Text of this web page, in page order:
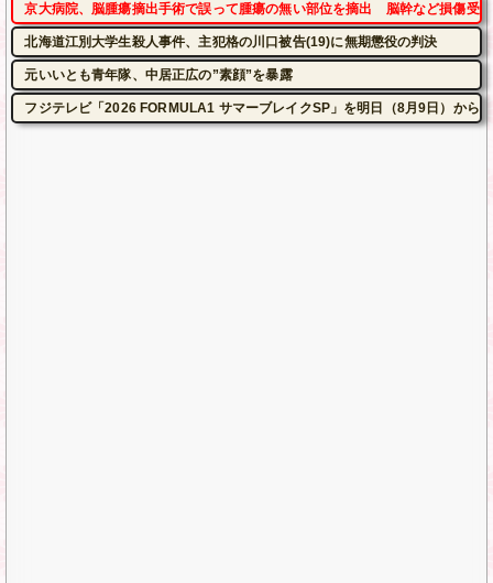
京大病院、脳腫瘍摘出手術で誤って腫瘍の無い部位を摘出 脳幹など損傷受
北海道江別大学生殺人事件、主犯格の川口被告(19)に無期懲役の判決
元いいとも青年隊、中居正広の”素顔”を暴露
フジテレビ「2026 FORMULA1 サマーブレイクSP」を明日（8月9日）から